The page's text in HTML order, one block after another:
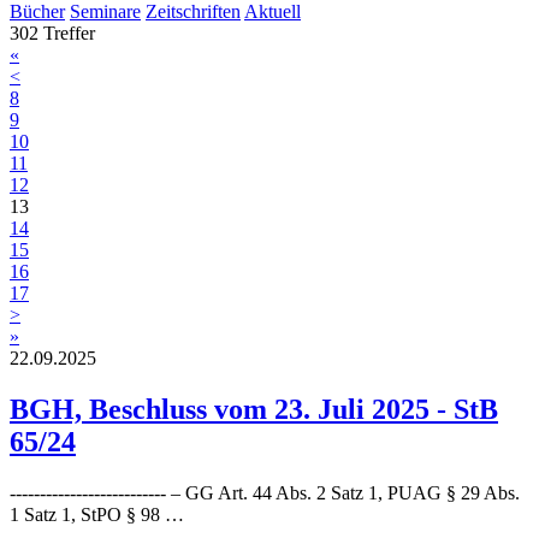
Bücher Seminare ZeitschriftenAktuell
302 Treffer
«
<
8
9
10
11
12
13
14
15
16
17
>
»
22.09.2025
BGH, Beschluss vom 23. Juli 2025 - StB
65/24
-------------------------- – GG Art. 44 Abs. 2 Satz 1, PUAG § 29 Abs.
1 Satz 1, StPO § 98 …